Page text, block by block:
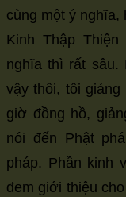
cùng một ý nghĩa,
Kinh Thập
nghĩa thì rất sâu.
vậy thôi, tôi
giờ đồng hồ,
nói đến Phật
pháp. Phần kinh
đem giới thiệu